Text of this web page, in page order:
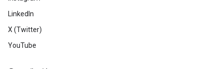
LinkedIn
X (Twitter)
YouTube